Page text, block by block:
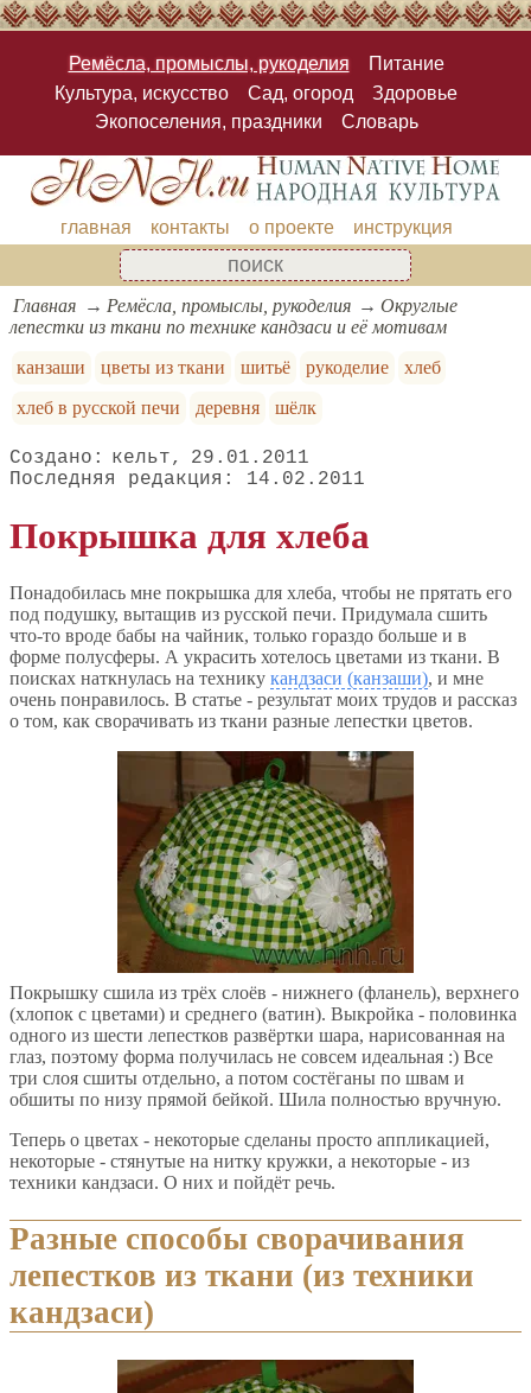
Ремёсла, промыслы, рукоделия
Питание
Культура, искусство
Сад, огород
Здоровье
Экопоселения, праздники
Словарь
главная контакты о проекте инструкция
Главная Ремёсла, промыслы, рукоделия
Округлые
лепестки из ткани по технике кандзаси и её мотивам
канзаши
цветы из ткани шитьё рукоделие
хлеб
хлеб в русской печи
деревня шёлк
кельт
29.01.2011
14.02.2011
Покрышка для хлеба
Понадобилась мне покрышка для хлеба, чтобы не прятать его
под подушку, вытащив из русской печи. Придумала сшить
что-то вроде бабы на чайник, только гораздо больше и в
форме полусферы. А украсить хотелось цветами из ткани. В
поисках наткнулась на технику кандзаси (канзаши), и мне
очень понравилось. В статье - результат моих трудов и рассказ
о том, как сворачивать из ткани разные лепестки цветов.
Покрышку сшила из трёх слоёв - нижнего (фланель), верхнего
(хлопок с цветами) и среднего (ватин). Выкройка - половинка
одного из шести лепестков развёртки шара, нарисованная на
глаз, поэтому форма получилась не совсем идеальная :) Все
три слоя сшиты отдельно, а потом состёганы по швам и
обшиты по низу прямой бейкой. Шила полностью вручную.
Теперь о цветах - некоторые сделаны просто аппликацией,
некоторые - стянутые на нитку кружки, а некоторые - из
техники кандзаси. О них и пойдёт речь.
Разные способы сворачивания
лепестков из ткани (из техники
кандзаси)